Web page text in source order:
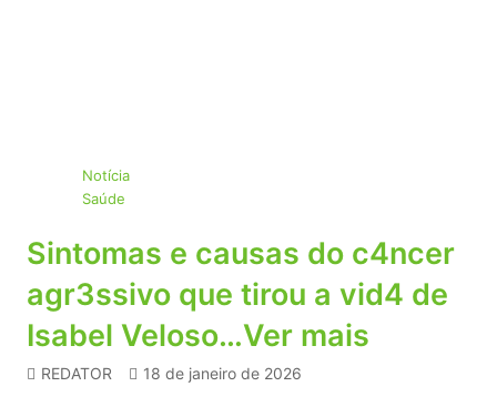
Notícia
Saúde
Sintomas e causas do c4ncer
agr3ssivo que tirou a vid4 de
Isabel Veloso…Ver mais
REDATOR 18 de janeiro de 2026